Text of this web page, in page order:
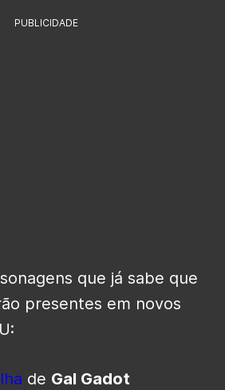
PUBLICIDADE
que já sabe que
presentes em novos
de Gal Gadot